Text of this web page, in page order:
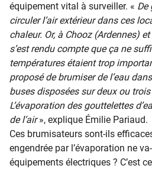
équipement vital à surveiller. « De
circuler l’air extérieur dans ces
chaleur. Or, à Chooz (Ardennes)
s’est rendu compte que ça ne
températures étaient trop
proposé de brumiser de l’eau
buses disposées sur deux ou
L’évaporation des gouttelettes
de l’air», explique Émilie Pariaud.
Ces brumisateurs sont-ils
engendrée par l’évaporation ne
équipements électriques ? C’est